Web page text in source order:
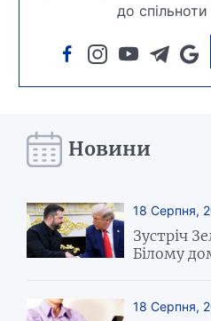
до
Новини
18 Серпня,
Зустріч
Білому
18 Серпня,